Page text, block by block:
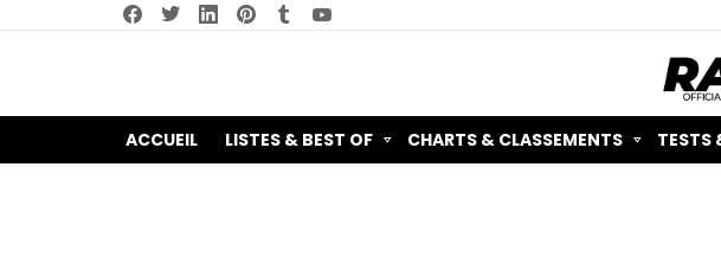
facebooktwitterlinkedin pinterest
ACCUEIL LISTES & BEST OF CHARTS & CLASSEMENTS TESTS